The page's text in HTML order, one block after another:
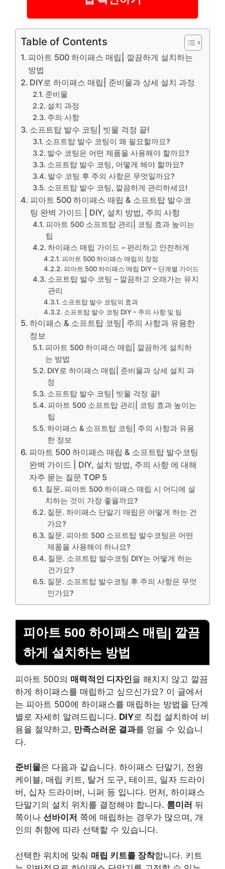
Table of Contents
피아트 500 하이패스 매립| 깔끔하게 설치하는
방법
DIY로 하이패스 매립| 준비물과 상세 설치 과정
준비물
설치 과정
주의 사항
소프트탑 발수 코팅| 빗물 걱정 끝!
소프트탑 발수 코팅이 왜 필요할까요?
발수 코팅은 어떤 제품을 사용해야 할까요?
소프트탑 발수 코팅, 어떻게 해야 할까요?
발수 코팅 후 주의 사항은 무엇일까요?
소프트탑 발수 코팅, 깔끔하게 관리하세요!
피아트 500 하이패스 매립 & 소프트탑 발수코
팅 완벽 가이드 | DIY, 설치 방법, 주의 사항
피아트 500 소프트탑 관리| 코팅 효과 높이는
팁
하이패스 매립 가이드 – 편리하고 안전하게
피아트 500 하이패스 매립의 장점
피아트 500 하이패스 매립 DIY – 단계별 가이드
소프트탑 발수 코팅 – 깔끔하고 오래가는 유지
관리
소프트탑 발수 코팅의 효과
소프트탑 발수 코팅 DIY – 주의 사항 및 팁
하이패스 & 소프트탑 코팅| 주의 사항과 유용한
정보
피아트 500 하이패스 매립| 깔끔하게 설치하
는 방법
DIY로 하이패스 매립| 준비물과 상세 설치 과
정
소프트탑 발수 코팅| 빗물 걱정 끝!
피아트 500 소프트탑 관리| 코팅 효과 높이는
팁
하이패스 & 소프트탑 코팅| 주의 사항과 유용
한 정보
피아트 500 하이패스 매립 & 소프트탑 발수코팅
완벽 가이드 | DIY, 설치 방법, 주의 사항 에 대해
자주 묻는 질문 TOP 5
질문. 피아트 500 하이패스 매립 시 어디에 설
치하는 것이 가장 좋을까요?
질문. 하이패스 단말기 매립은 어떻게 하는 건
가요?
질문. 피아트 500 소프트탑 발수코팅은 어떤
제품을 사용해야 하나요?
질문. 소프트탑 발수코팅 DIY는 어떻게 하는
건가요?
질문. 소프트탑 발수코팅 후 주의 사항은 무엇
인가요?
피아트 500 하이패스 매립| 깔끔
하게 설치하는 방법
피아트 500의 매력적인 디자인을 해치지 않고 깔끔
하게 하이패스를 매립하고 싶으신가요? 이 글에서
는 피아트 500에 하이패스를 매립하는 방법을 단계
별로 자세히 알려드립니다. DIY로 직접 설치하여 비
용을 절약하고, 만족스러운 결과를 얻을 수 있습니
다.
준비물은 다음과 같습니다. 하이패스 단말기, 전원
케이블, 매립 키트, 탈거 도구, 테이프, 일자 드라이
버, 십자 드라이버, 니퍼 등 입니다. 먼저, 하이패스
단말기의 설치 위치를 결정해야 합니다. 룸미러 뒤
쪽이나 선바이저 쪽에 매립하는 경우가 많으며, 개
인의 취향에 따라 선택할 수 있습니다.
선택한 위치에 맞춰 매립 키트를 장착합니다. 키트